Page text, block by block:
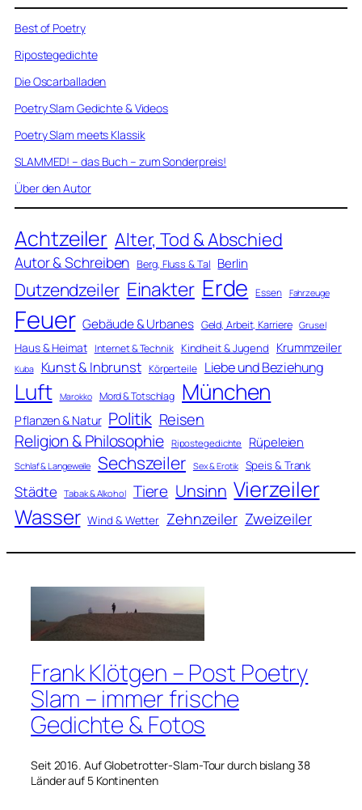
Best of Poetry
Ripostegedichte
Die Oscarballaden
Poetry Slam Gedichte & Videos
Poetry Slam meets Klassik
SLAMMED! – das Buch – zum Sonderpreis!
Über den Autor
Achtzeiler Alter, Tod & Abschied
Autor & Schreiben Berg, Fluss & Tal Berlin
Dutzendzeiler Einakter Erde Essen Fahrzeuge
Feuer Gebäude & Urbanes Geld, Arbeit, Karriere Grusel
Haus & Heimat Internet & Technik Kindheit & Jugend Krummzeiler
Kuba Kunst & Inbrunst Körperteile Liebe und Beziehung
Luft Marokko Mord & Totschlag München
Pflanzen & Natur Politik Reisen
Religion & Philosophie Ripostegedichte Rüpeleien
Schlaf & Langeweile Sechszeiler Sex & Erotik Speis & Trank
Städte Tabak & Alkohol Tiere Unsinn Vierzeiler
Wasser Wind & Wetter Zehnzeiler Zweizeiler
Frank Klötgen – Post Poetry
Slam – immer frische
Gedichte & Fotos
Seit 2016. Auf Globetrotter-Slam-Tour durch bislang 38
Länder auf 5 Kontinenten